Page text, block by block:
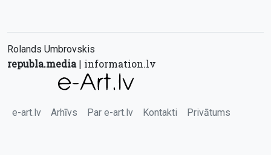
Rolands Umbrovskis
republa.media| information.lv
e-art.lv Arhīvs Par e-art.lv Kontakti Privātums